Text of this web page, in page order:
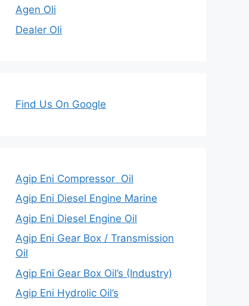
Agen Oli
Dealer Oli
Find Us On Google
Agip Eni Compressor Oil
Agip Eni Diesel Engine Marine
Agip Eni Diesel Engine Oil
Agip Eni Gear Box / Transmission
Oil
Agip Eni Gear Box Oil’s (Industry)
Agip Eni Hydrolic Oil’s